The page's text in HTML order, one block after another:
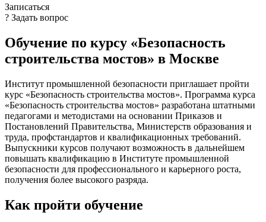
Записаться
? Задать вопрос
Обучение по курсу «Безопасность
строительства мостов» в Москве
Институт промышленной безопасности приглашает пройти
курс «Безопасность строительства мостов». Программа курса
«Безопасность строительства мостов» разработана штатными
педагогами и методистами на основании Приказов и
Постановлений Правительства, Министерств образования и
труда, профстандартов и квалификационных требований.
Выпускники курсов получают возможность в дальнейшем
повышать квалификацию в Институте промышленной
безопасности для профессионального и карьерного роста,
получения более высокого разряда.
Как пройти обучение